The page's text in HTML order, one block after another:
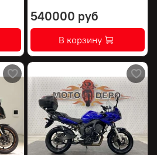
540000 руб
В корзину